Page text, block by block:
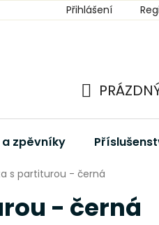
Přihlášení
KOŠÍK
a zpěvníky
s partiturou - černá
- černá